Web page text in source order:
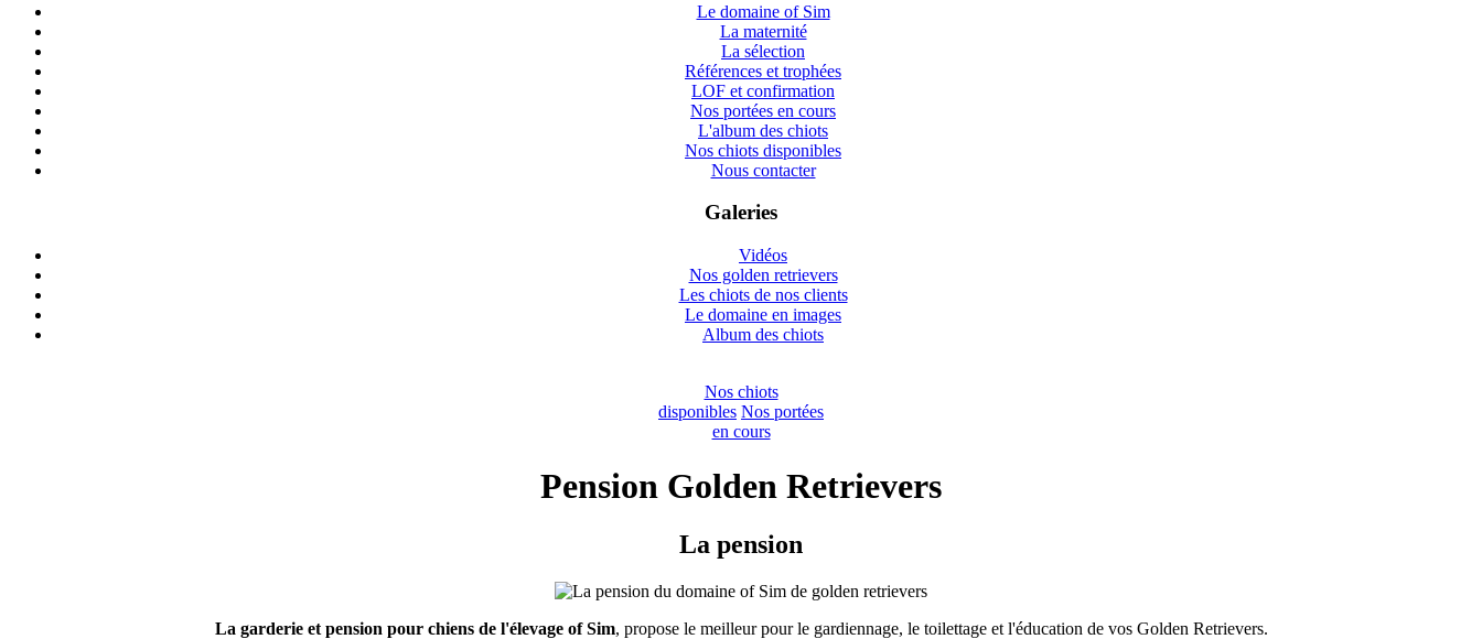
Le domaine of Sim
La maternité
La sélection
Références et trophées
LOF et confirmation
Nos portées en cours
L'album des chiots
Nos chiots disponibles
Nous contacter
Galeries
Vidéos
Nos golden retrievers
Les chiots de nos clients
Le domaine en images
Album des chiots
Nos chiots
disponibles Nos portées
en cours
Pension Golden Retrievers
La pension
La garderie et pension pour chiens de l'élevage of Sim, propose le meilleur pour le gardiennage, le toilettage et l'éducation de vos Golden Retrievers.